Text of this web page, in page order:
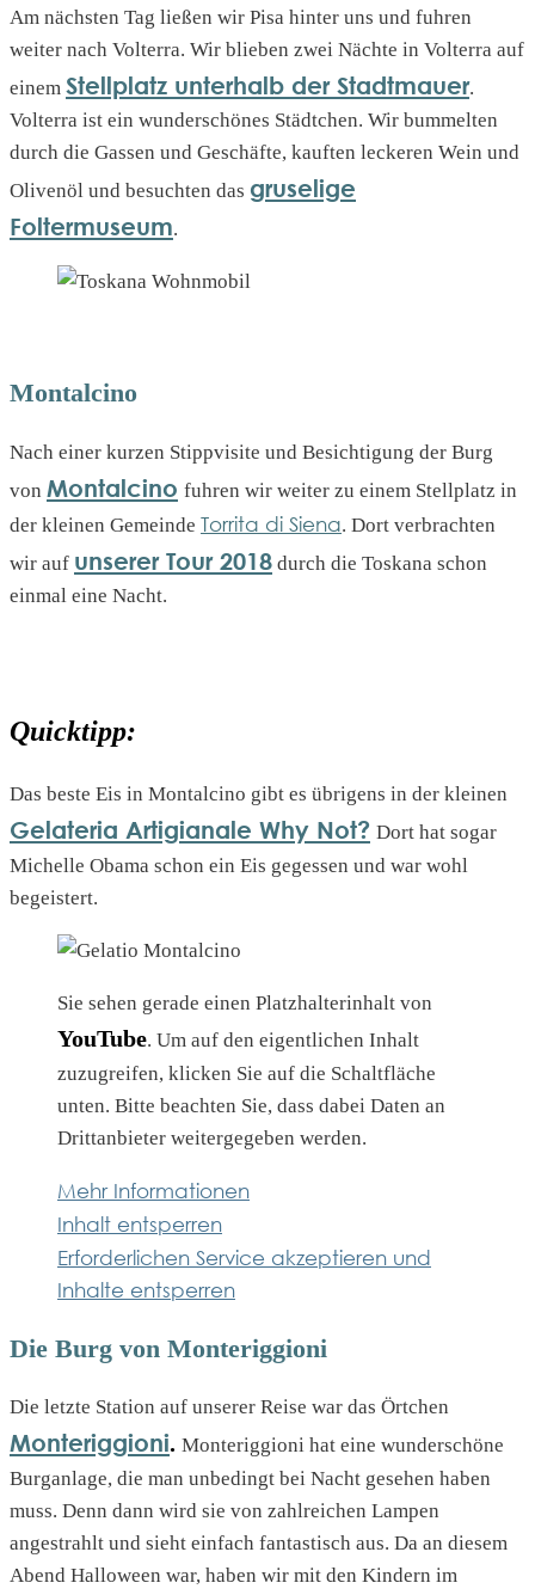
Am nächsten Tag ließen wir Pisa hinter uns und fuhren
weiter nach Volterra. Wir blieben zwei Nächte in Volterra auf
einem Stellplatz unterhalb der Stadtmauer.
Volterra ist ein wunderschönes Städtchen. Wir bummelten
durch die Gassen und Geschäfte, kauften leckeren Wein und
Olivenöl und besuchten das gruselige
Foltermuseum.
Montalcino
Nach einer kurzen Stippvisite und Besichtigung der Burg
von Montalcino fuhren wir weiter zu einem Stellplatz in
der kleinen Gemeinde Torrita di Siena. Dort verbrachten
wir auf unserer Tour 2018 durch die Toskana schon
einmal eine Nacht.
Quicktipp:
Das beste Eis in Montalcino gibt es übrigens in der kleinen
Gelateria Artigianale Why Not? Dort hat sogar
Michelle Obama schon ein Eis gegessen und war wohl
begeistert.
Sie sehen gerade einen Platzhalterinhalt von
YouTube. Um auf den eigentlichen Inhalt
zuzugreifen, klicken Sie auf die Schaltfläche
unten. Bitte beachten Sie, dass dabei Daten an
Drittanbieter weitergegeben werden.
Mehr Informationen
Inhalt entsperren
Erforderlichen Service akzeptieren und
Inhalte entsperren
Die Burg von Monteriggioni
Die letzte Station auf unserer Reise war das Örtchen
Monteriggioni. Monteriggioni hat eine wunderschöne
Burganlage, die man unbedingt bei Nacht gesehen haben
muss. Denn dann wird sie von zahlreichen Lampen
angestrahlt und sieht einfach fantastisch aus. Da an diesem
Abend Halloween war, haben wir mit den Kindern im